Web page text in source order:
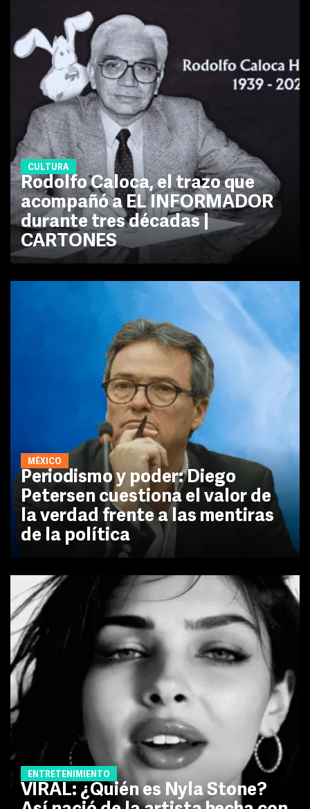
CULTURA
Rodolfo Caloca, el trazo que
acompañó a EL INFORMADOR
durante tres décadas |
CARTONES
MÉXICO
Periodismo y poder: Diego
Petersen cuestiona el valor de
la verdad frente a las mentiras
de la política
ENTRETENIMIENTO
VIRAL: ¿Quién es Nyla Stone?